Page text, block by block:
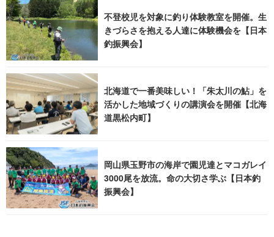
不登校児を対象に釣り体験教室を開催。生
きづらさを抱える人達に体験機会を【日本
釣振興会】
北海道で一番美味しい！「朱太川の鮎」を
活かした地域づくりの講演会を開催【北海
道黒松内町】
岡山県玉野市の海岸で園児達とマコガレイ
3000尾を放流。命の大切さ学ぶ【日本釣
振興会】